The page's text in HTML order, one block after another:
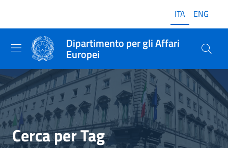
ITA ENG
Dipartimento per gli Affari
Europei
Cerca per Tag